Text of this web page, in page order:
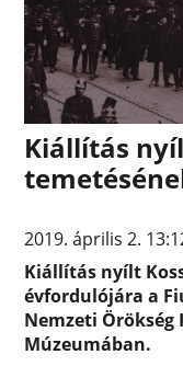
Kiállítás
2019. április 2.
Kiállítás nyílt
évfordulójára a
Nemzeti Örökség
Múzeumában.